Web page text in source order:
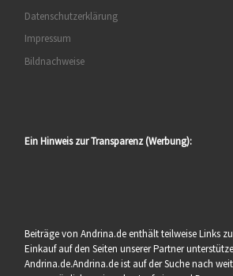
Datenschutzerklärung
Impressum
Bildnachweise
Ein Hinweis zur Transparenz (Werbung):
Beiträge von Andrina.de enthält teilweise Links
Einkauf auf den Seiten unserer Partner
Andrina.de.Andrina.de ist auf der Suche nach